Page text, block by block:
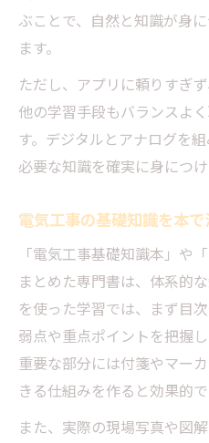
ぶことで、自然と知識が身
ます。
ただし、アプリに頼りすぎ
他の学習手段もバランスよ
す。デジタルとアナログを
必要な知識を確実に身につけ
電気工事の基礎知識を本
「電気工事基礎知識本」や
まとめた専門書は、体系的
を使った学習では、まず目
弱点や重点ポイントを把握
重要な部分には付箋やマー
きる仕組みを作ると効果的で
また、実際の現場写真や図